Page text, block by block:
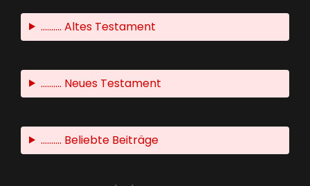
.......... Altes Testament
.......... Neues Testament
.......... Beliebte Beiträge